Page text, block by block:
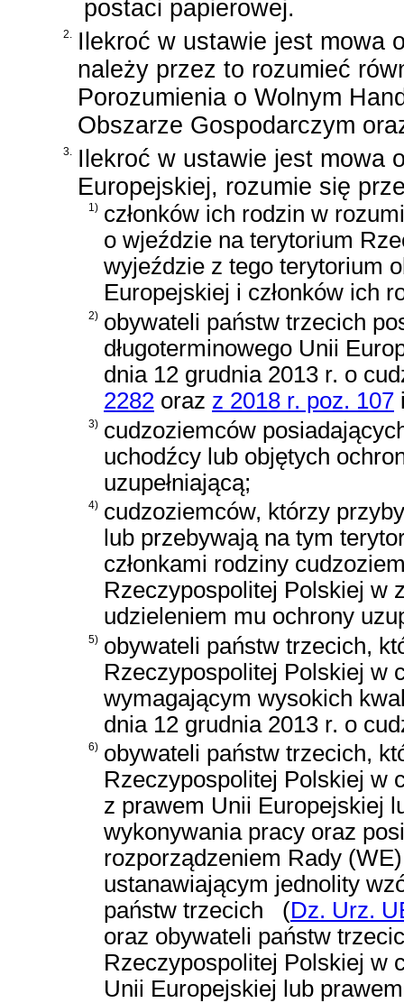
postaci papierowej.
2. Ilekroć w ustawie jest mowa
należy przez to rozumieć
Porozumienia o Wolnym
Obszarze Gospodarczym
3. Ilekroć w ustawie jest mowa
Europejskiej, rozumie się
1) członków ich rodzin w
o wjeździe na terytorium
wyjeździe z tego terytorium
Europejskiej i członków ich
2) obywateli państw trzecich
długoterminowego Unii
dnia 12 grudnia 2013 r. o
2282 oraz z 2018 r. poz. 107
3) cudzoziemców
uchodźcy lub objętych
uzupełniającą;
4) cudzoziemców, którzy
lub przebywają na tym
członkami rodziny
Rzeczypospolitej Polskiej w
udzieleniem mu ochrony
5) obywateli państw trzecich,
Rzeczypospolitej Polskiej w
wymagającym wysokich
dnia 12 grudnia 2013 r. o
6) obywateli państw trzecich,
Rzeczypospolitej Polskiej w
z prawem Unii Europejskiej
wykonywania pracy oraz
rozporządzeniem Rady
ustanawiającym jednolity
państw trzecich
(Dz. Urz.
oraz obywateli państw
Rzeczypospolitej Polskiej w
Unii Europejskiej lub